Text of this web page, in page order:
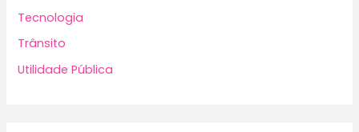
Tecnologia
Trânsito
Utilidade Pública